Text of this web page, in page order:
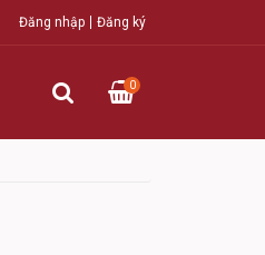
Đăng nhập Đăng ký
0